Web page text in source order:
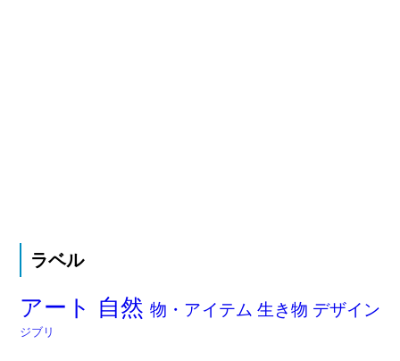
ラベル
アート 自然 物・アイテム 生き物 デザイン
ジブリ